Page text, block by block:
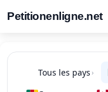
Petitionenligne.net
Tous les pays ›